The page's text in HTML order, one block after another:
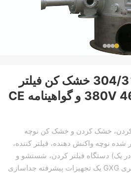
فولاد ضد زنگ 304/316 خشک کن فیلتر
Nutsche با 380V 460V و گواهینامه CE
کردن، خشک کردن و خشک کن نوچه
نوچه واکنش دهنده، فیلتر کننده،
دستگاه فیلتر کردن، شستشو و
خشک کردن چند منظوره سری GXG یک تجهیزات پیشرفته جداسازی